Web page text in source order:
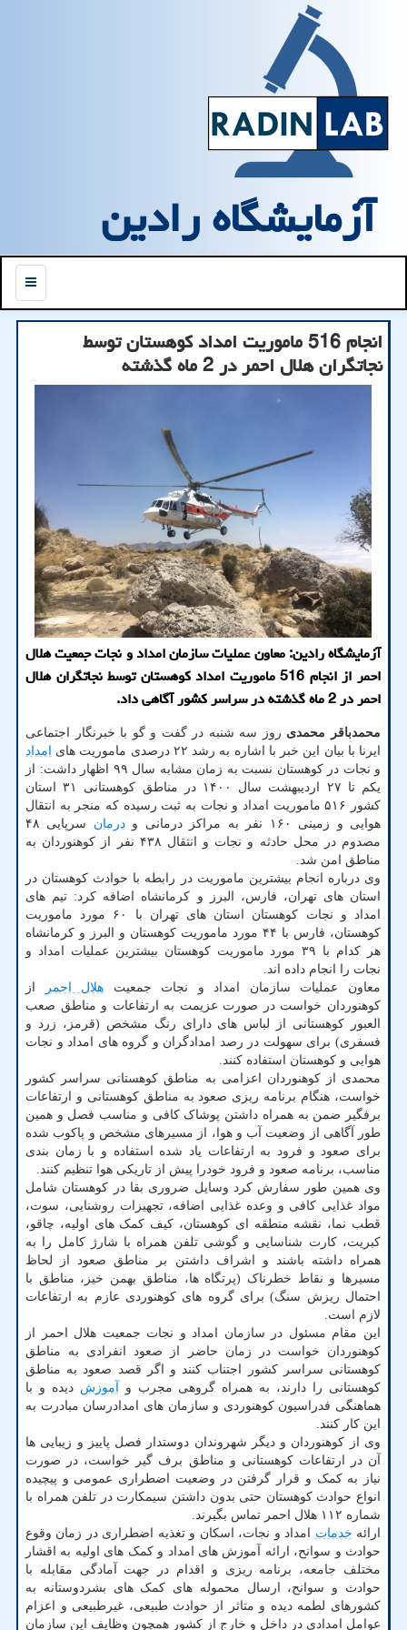
آزمایشگاه رادین
منو
انجام 516 ماموریت امداد كوهستان توسط
نجاتگران هلال احمر در 2 ماه گذشته
آزمایشگاه رادین: معاون عملیات سازمان امداد و نجات جمعیت هلال
احمر از انجام 516 ماموریت امداد کوهستان توسط نجاتگران هلال
احمر در 2 ماه گذشته در سراسر کشور آگاهی داد.
محمدباقر محمدی روز سه شنبه در گفت و گو با خبرنگار اجتماعی
ایرنا با بیان این خبر با اشاره به رشد ۲۲ درصدی ماموریت های
امداد
و نجات در کوهستان نسبت به زمان مشابه سال ۹۹ اظهار داشت: از
یکم تا ۲۷ اردیبهشت سال ۱۴۰۰ در مناطق کوهستانی ۳۱ استان
کشور ۵۱۶ ماموریت امداد و نجات به ثبت رسیده که منجر به انتقال
هوایی و زمینی ۱۶۰ نفر به مراکز درمانی و
درمان
سرپایی ۴۸
مصدوم در محل حادثه و نجات و انتقال ۴۳۸ نفر از کوهنوردان به
مناطق امن شد.
وی درباره انجام بیشترین ماموریت در رابطه با حوادث کوهستان در
استان های تهران، فارس، البرز و کرمانشاه اضافه کرد: تیم های
امداد و نجات کوهستان استان های تهران با ۶۰ مورد ماموریت
کوهستان، فارس با ۴۴ مورد ماموریت کوهستان و البرز و کرمانشاه
هر کدام با ۳۹ مورد ماموریت کوهستان بیشترین عملیات امداد و
نجات را انجام داده اند.
معاون عملیات سازمان امداد و نجات جمعیت هلال احمر
از
کوهنوردان خواست در صورت عزیمت به ارتفاعات و مناطق صعب
العبور کوهستانی از لباس های دارای رنگ مشخص (قرمز، زرد و
فسفری) برای سهولت در رصد امدادگران و گروه های امداد و نجات
هوایی و کوهستان استفاده کنند.
محمدی از کوهنوردان اعزامی به مناطق کوهستانی سراسر کشور
خواست، هنگام برنامه ریزی صعود به مناطق کوهستانی و ارتفاعات
برفگیر ضمن به همراه داشتن پوشاک کافی و مناسب فصل و همین
طور آگاهی از وضعیت آب و هوا، از مسیرهای مشخص و پاکوب شده
برای صعود و فرود به ارتفاعات یاد شده استفاده و با زمان بندی
مناسب، برنامه صعود و فرود خودرا پیش از تاریکی هوا تنظیم کنند.
وی همین طور سفارش کرد وسایل ضروری بقا در کوهستان شامل
مواد غذایی کافی و وعده غذایی اضافه، تجهیزات روشنایی، سوت،
قطب نما، نقشه منطقه ای کوهستان، کیف کمک های اولیه، چاقو،
کبریت، کارت شناسایی و گوشی تلفن همراه با شارژ کامل را به
همراه داشته باشند و اشراف داشتن بر مناطق صعود از لحاظ
مسیرها و نقاط خطرناک (پرتگاه ها، مناطق بهمن خیز، مناطق با
احتمال ریزش سنگ) برای گروه های کوهنوردی عازم به ارتفاعات
لازم است.
این مقام مسئول در سازمان امداد و نجات جمعیت هلال احمر از
کوهنوردان خواست در زمان حاضر از صعود انفرادی به مناطق
کوهستانی سراسر کشور اجتناب کنند و اگر قصد صعود به مناطق
کوهستانی را دارند، به همراه گروهی مجرب و
آموزش دیده و با
هماهنگی فدراسیون کوهنوردی و سازمان های امدادرسان مبادرت به
این کار کنند.
وی از کوهنوردان و دیگر شهروندان دوستدار فصل پاییز و زیبایی ها
آن در ارتفاعات کوهستانی و مناطق برف گیر خواست، در صورت
نیاز به کمک و قرار گرفتن در وضعیت اضطراری عمومی و پیچیده
انواع حوادث کوهستان حتی بدون داشتن سیمکارت در تلفن همراه با
شماره ۱۱۲ هلال احمر تماس بگیرند.
ارائه خدمات امداد و نجات، اسکان و تغذیه اضطراری در زمان وقوع
حوادث و سوانح، ارائه آموزش های امداد و کمک های اولیه به اقشار
مختلف جامعه، برنامه ریزی و اقدام در جهت آمادگی مقابله با
حوادث و سوانح، ارسال محموله های کمک های بشردوستانه به
کشورهای لطمه دیده و متاثر از حوادث طبیعی، غیرطبیعی و اعزام
عوامل امدادی در داخل و خارج از کشور همچون وظایف این سازمان